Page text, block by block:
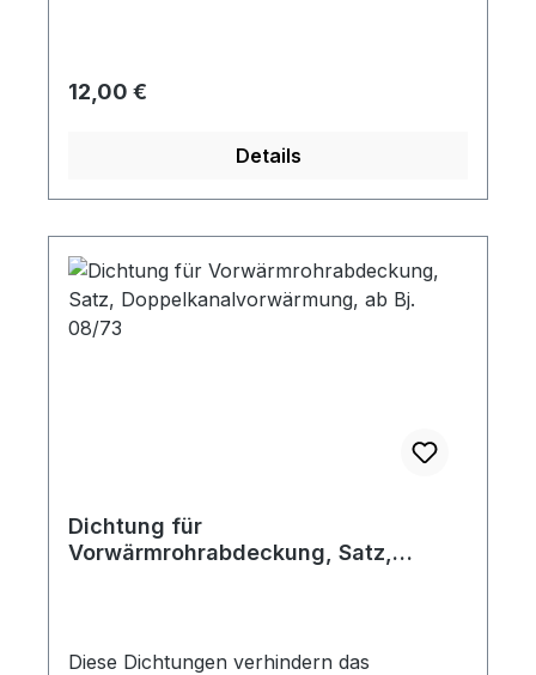
Regulärer Preis:
12,00 €
Details
Dichtung für
Vorwärmrohrabdeckung, Satz,
Diese Dichtungen verhindern das